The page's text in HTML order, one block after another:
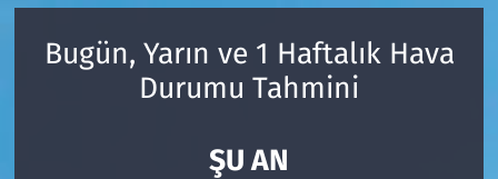
Bugün, Yarın ve 1 Haftalık Hava
Durumu Tahmini
ŞU AN
Son Dakika Haberleri